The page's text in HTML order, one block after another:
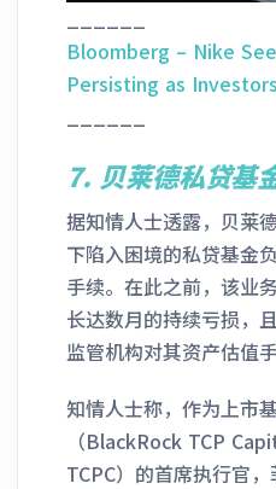
Bloomberg – Nike
Persisting as
7. 贝莱德私贷基
据知情人士透露，贝莱
下陷入困境的私贷基金
手续。在此之前，该业
长达数月的持续亏损，
监管机构对其资产估值
知情人士称，作为上市
（BlackRock TCP
TCPC）的首席执行官